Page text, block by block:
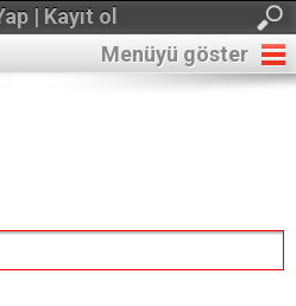
| Kayıt ol
Menüyü göster